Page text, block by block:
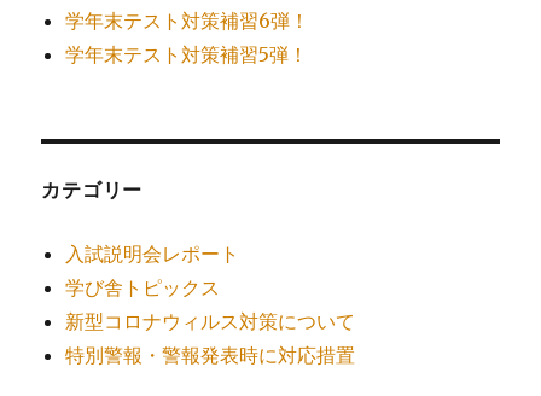
学年末テスト対策補習6弾！
学年末テスト対策補習5弾！
カテゴリー
入試説明会レポート
学び舎トピックス
新型コロナウィルス対策について
特別警報・警報発表時に対応措置